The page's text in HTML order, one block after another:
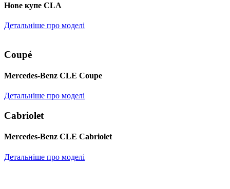
Нове купе CLA
Детальніше про моделі
Coupé
Mercedes-Benz CLE Coupe
Детальніше про моделі
Cabriolet
Mercedes-Benz CLE Cabriolet
Детальніше про моделі